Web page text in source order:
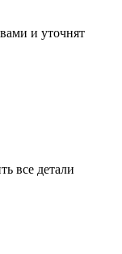
и уточнят
все детали